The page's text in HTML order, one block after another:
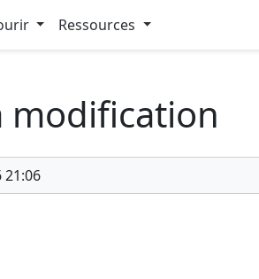
Ressources
modification